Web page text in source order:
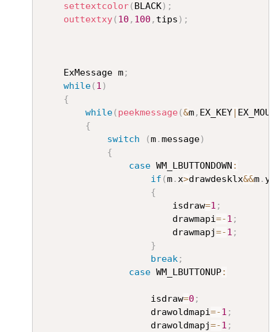
settextcolor( BLACK) ;
outtextxy( 10 , 100 , tips ) ;
	ExMessage m
;
while( 1 )
{
while( peekmessage(&m, EX_KEY|
{
switch
(m.message)
{
case WM_LBUTTONDOWN :
if (m.x>drawdesklx&&m. y
{
						isdraw
=1 ;
						drawmapi
=-1 ;
						drawmapj
=-1 ;
}
break;
case WM_LBUTTONUP:
					isdraw
=0 ;
					drawoldmapi
=-1 ;
					drawoldmapj
=-1 ;